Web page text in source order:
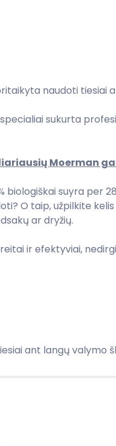
naudoti tiesiai
sukurta
Moerman
biologiškai suyra per
O taip, užpilkite
ar dryžių.
ir efektyviai,
ant langų valymo